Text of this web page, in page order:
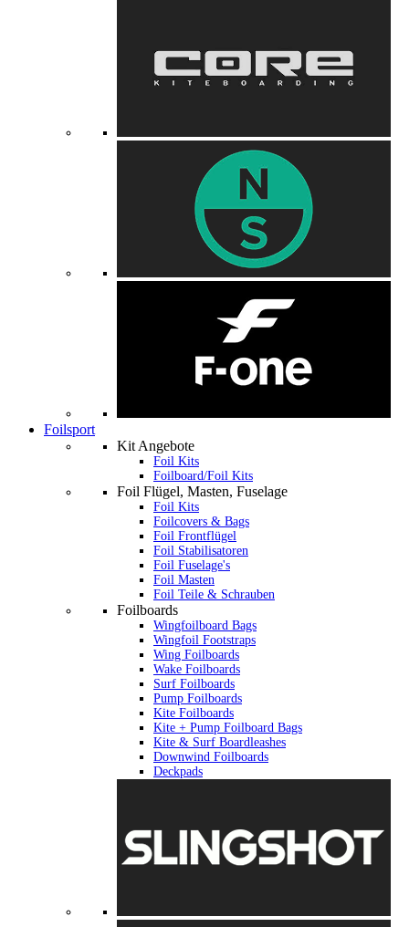
Foilsport
Kit Angebote
Foil Kits
Foilboard/Foil Kits
Foil Flügel, Masten, Fuselage
Foil Kits
Foilcovers & Bags
Foil Frontflügel
Foil Stabilisatoren
Foil Fuselage's
Foil Masten
Foil Teile & Schrauben
Foilboards
Wingfoilboard Bags
Wingfoil Footstraps
Wing Foilboards
Wake Foilboards
Surf Foilboards
Pump Foilboards
Kite Foilboards
Kite + Pump Foilboard Bags
Kite & Surf Boardleashes
Downwind Foilboards
Deckpads